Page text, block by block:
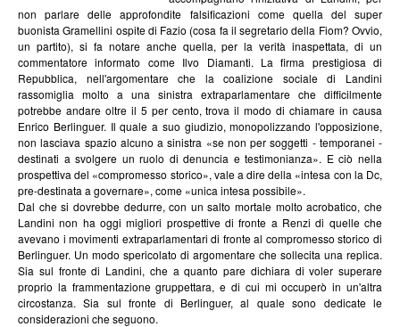
non parlare delle approfondite falsificazioni come quella del super
buonista Gramellini ospite di Fazio (cosa fa il segretario della Fiom? Ovvio,
un partito), si fa notare anche quella, per la verità inaspettata, di un
commentatore informato come Ilvo Diamanti. La firma prestigiosa di
Repubblica, nell'argomentare che la coalizione sociale di Landini
rassomiglia molto a una sinistra extraparlamentare che difficilmente
potrebbe andare oltre il 5 per cento, trova il modo di chiamare in causa
Enrico Berlinguer. Il quale a suo giudizio, monopolizzando l'opposizione,
non lasciava spazio alcuno a sinistra «se non per soggetti - temporanei -
destinati a svolgere un ruolo di denuncia e testimonianza». E ciò nella
prospettiva del «compromesso storico», vale a dire della «intesa con la Dc,
pre-destinata a governare», come «unica intesa possibile».
Dal che si dovrebbe dedurre, con un salto mortale molto acrobatico, che
Landini non ha oggi migliori prospettive di fronte a Renzi di quelle che
avevano i movimenti extraparlamentari di fronte al compromesso storico di
Berlinguer. Un modo spericolato di argomentare che sollecita una replica.
Sia sul fronte di Landini, che a quanto pare dichiara di voler superare
proprio la frammentazione gruppettara, e di cui mi occuperò in un'altra
circostanza. Sia sul fronte di Berlinguer, al quale sono dedicate le
considerazioni che seguono.